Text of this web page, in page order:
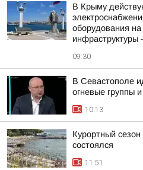
В Крыму
оборудования на
09:30
В Севастополе
огневые группы
10:13
Курортный
состоялся
11:51